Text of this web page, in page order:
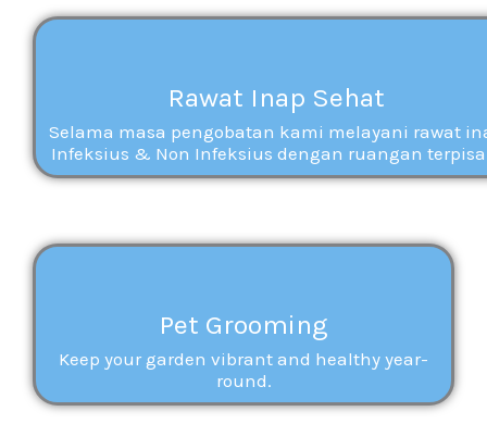
Rawat Inap Sehat
Selama masa pengobatan kami melayani rawat
Infeksius & Non Infeksius dengan ruangan
Pet Grooming
Keep your garden vibrant and healthy year-
round.